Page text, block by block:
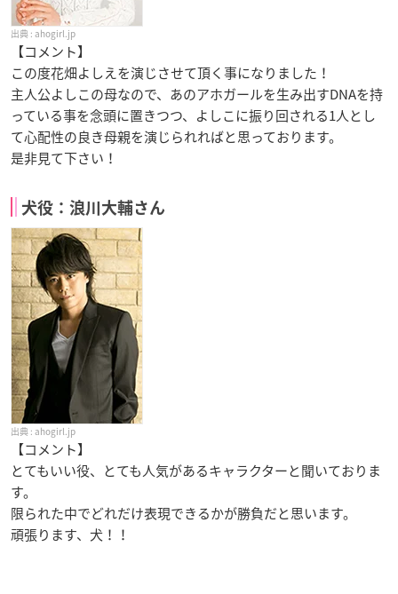
ahogirl.jp
【コメント】
この度花畑よしえを演じさせて頂く事になりました！
主人公よしこの母なので、あのアホガールを生み出すDNAを持
っている事を念頭に置きつつ、よしこに振り回される1人とし
て心配性の良き母親を演じられればと思っております。
是非見て下さい！
犬役：浪川大輔さん
ahogirl.jp
【コメント】
とてもいい役、とても人気があるキャラクターと聞いておりま
す。
限られた中でどれだけ表現できるかが勝負だと思います。
頑張ります、犬！！